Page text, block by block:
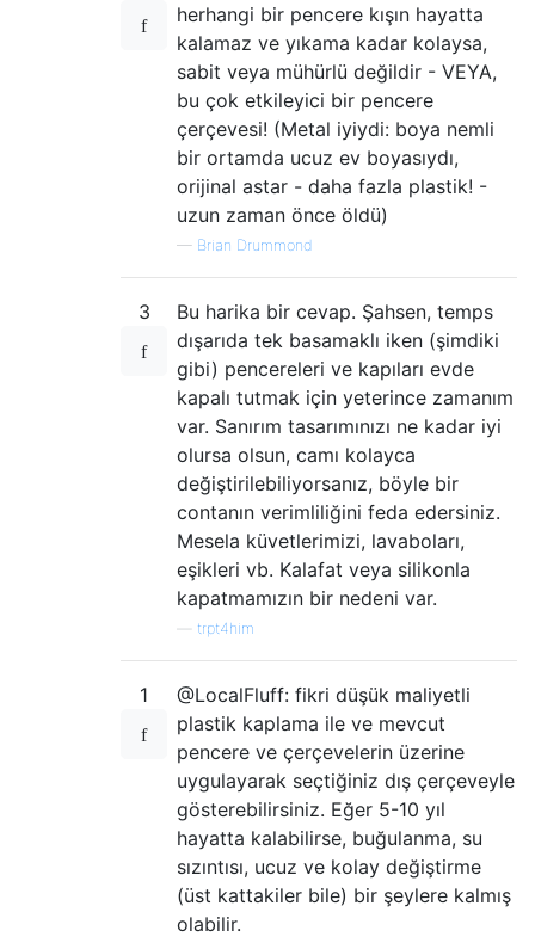
herhangi bir pencere kışın hayatta
kalamaz ve yıkama kadar kolaysa,
sabit veya mühürlü değildir - VEYA,
bu çok etkileyici bir pencere
çerçevesi! (Metal iyiydi: boya nemli
bir ortamda ucuz ev boyasıydı,
orijinal astar - daha fazla plastik! -
uzun zaman önce öldü)
— Brian Drummond
3
Bu harika bir cevap. Şahsen, temps
dışarıda tek basamaklı iken (şimdiki
gibi) pencereleri ve kapıları evde
kapalı tutmak için yeterince zamanım
var. Sanırım tasarımınızı ne kadar iyi
olursa olsun, camı kolayca
değiştirilebiliyorsanız, böyle bir
contanın verimliliğini feda edersiniz.
Mesela küvetlerimizi, lavaboları,
eşikleri vb. Kalafat veya silikonla
kapatmamızın bir nedeni var.
trpt4him
1
@LocalFluff: fikri düşük maliyetli
plastik kaplama ile ve mevcut
pencere ve çerçevelerin üzerine
uygulayarak seçtiğiniz dış çerçeveyle
gösterebilirsiniz. Eğer 5-10 yıl
hayatta kalabilirse, buğulanma, su
sızıntısı, ucuz ve kolay değiştirme
(üst kattakiler bile) bir şeylere kalmış
olabilir.